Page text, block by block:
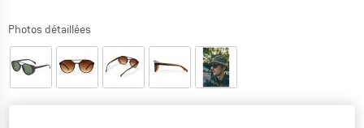
Photos détaillées